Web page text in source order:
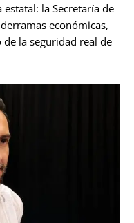
la Secretaría de
económicas,
la seguridad real de